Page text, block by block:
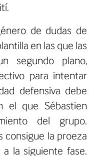
de dudas de
en las que las
segundo plano,
para intentar
defensiva debe
el que Sébastien
del grupo.
consigue la proeza
la siguiente fase.